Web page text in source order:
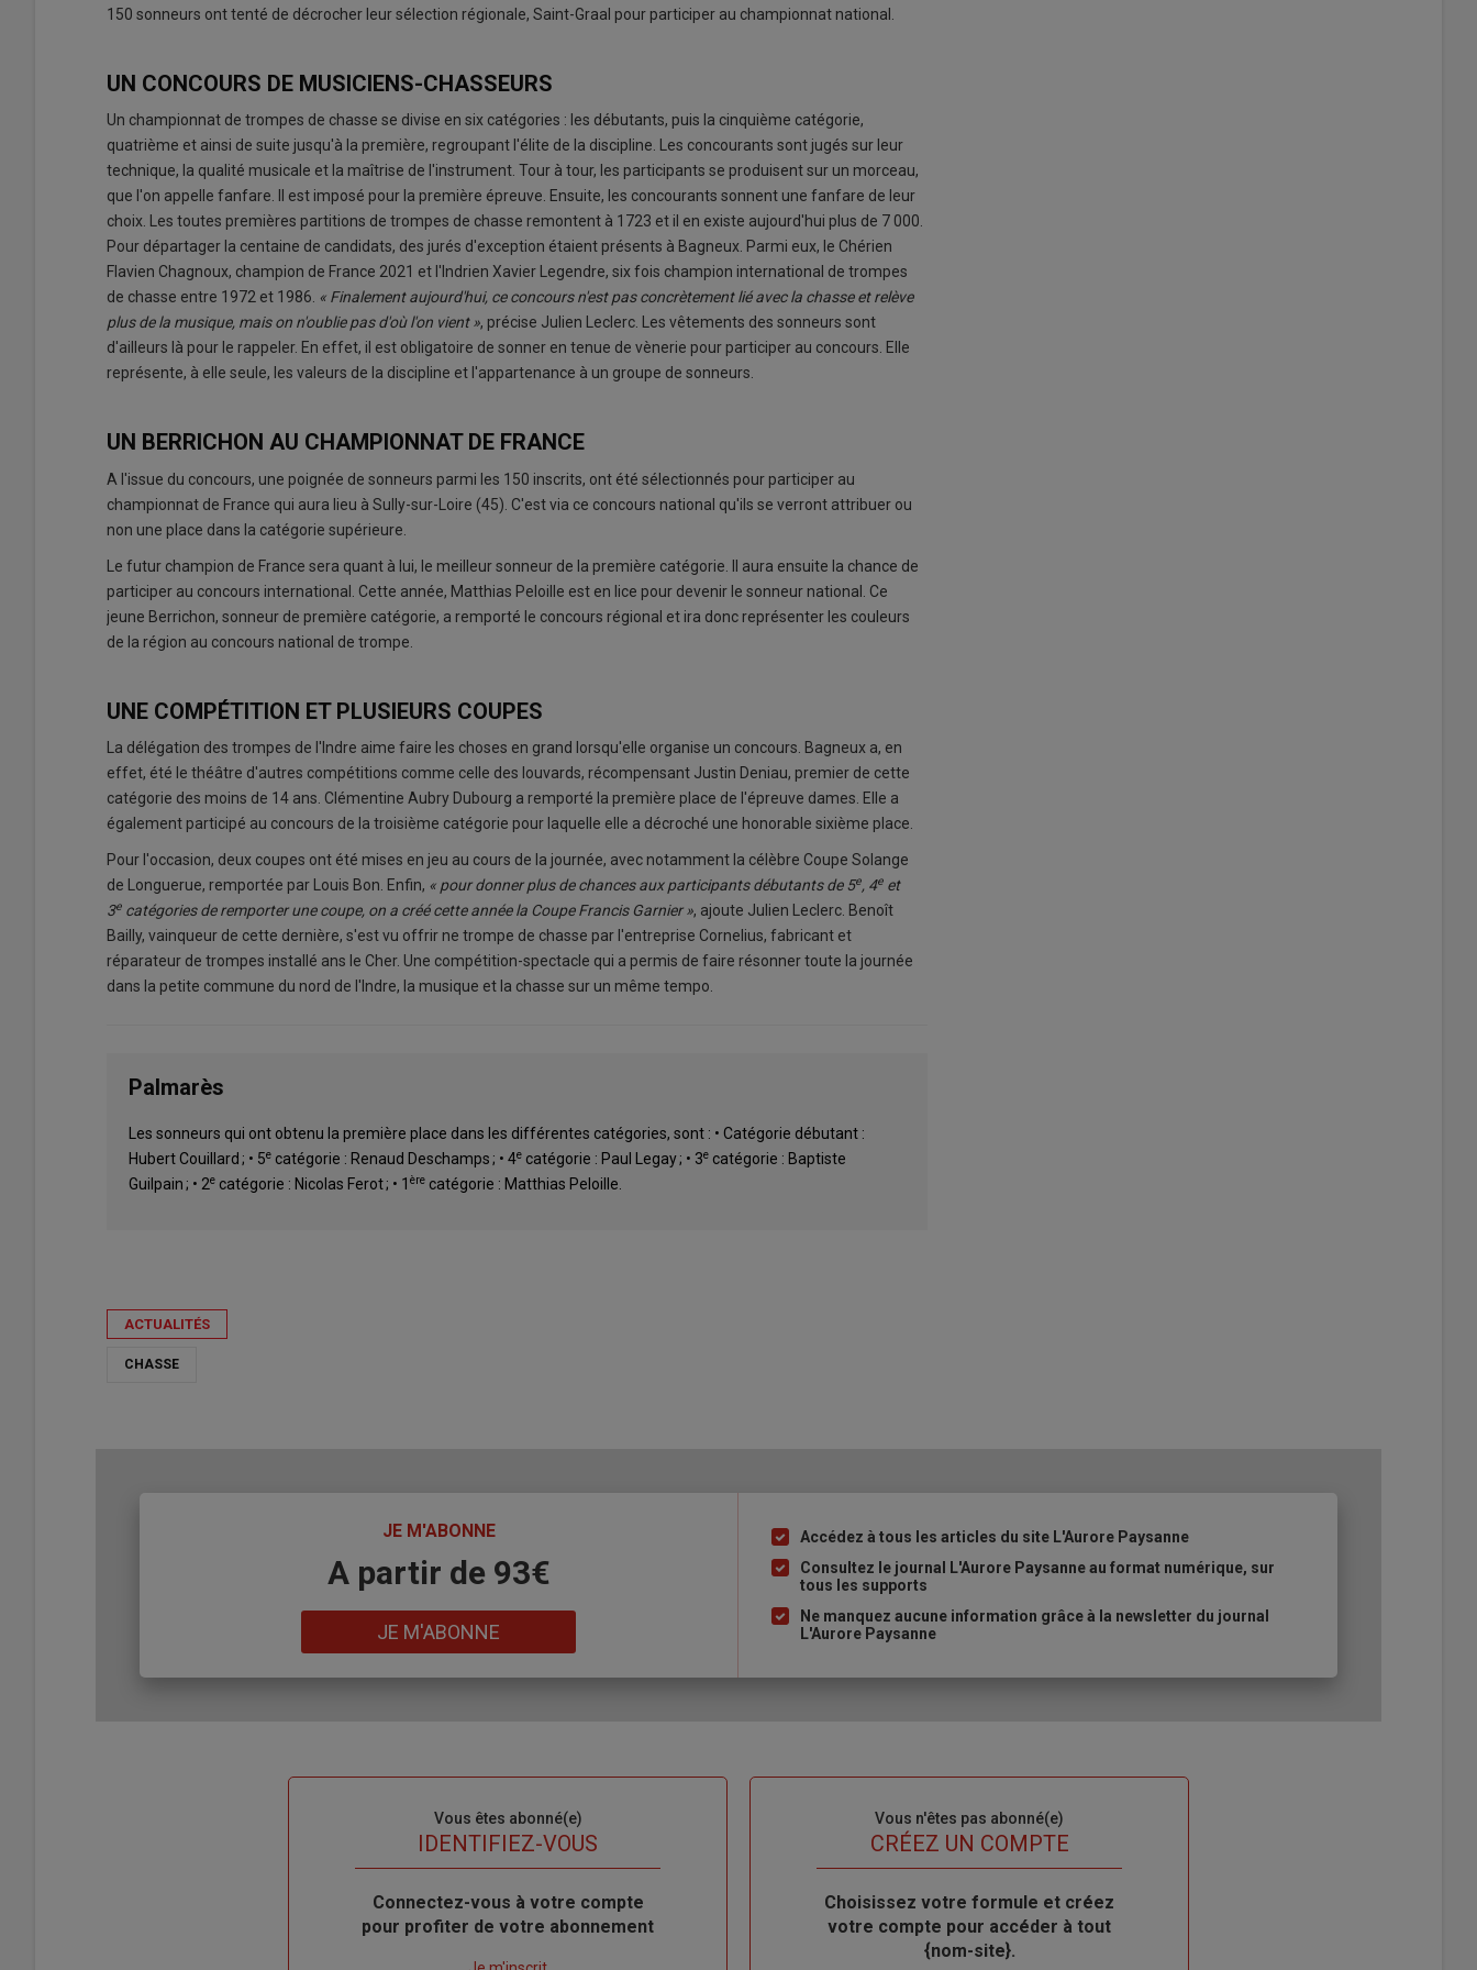
150 sonneurs ont tenté de décrocher leur sélection régionale, Saint-Graal pour participer au championnat national.
UN CONCOURS DE MUSICIENS-CHASSEURS
Un championnat de trompes de chasse se divise en six catégories : les débutants, puis la cinquième catégorie,
quatrième et ainsi de suite jusqu'à la première, regroupant l'élite de la discipline. Les concourants sont jugés sur leur
technique, la qualité musicale et la maîtrise de l'instrument. Tour à tour, les participants se produisent sur un morceau,
que l'on appelle fanfare. Il est imposé pour la première épreuve. Ensuite, les concourants sonnent une fanfare de leur
choix. Les toutes premières partitions de trompes de chasse remontent à 1723 et il en existe aujourd'hui plus de 7 000.
Pour départager la centaine de candidats, des jurés d'exception étaient présents à Bagneux. Parmi eux, le Chérien
Flavien Chagnoux, champion de France 2021 et l'Indrien Xavier Legendre, six fois champion international de trompes
de chasse entre 1972 et 1986. « Finalement aujourd'hui, ce concours n'est pas concrètement lié avec la chasse et relève
plus de la musique, mais on n'oublie pas d'où l'on vient », précise Julien Leclerc. Les vêtements des sonneurs sont
d'ailleurs là pour le rappeler. En effet, il est obligatoire de sonner en tenue de vènerie pour participer au concours. Elle
représente, à elle seule, les valeurs de la discipline et l'appartenance à un groupe de sonneurs.
UN BERRICHON AU CHAMPIONNAT DE FRANCE
A l'issue du concours, une poignée de sonneurs parmi les 150 inscrits, ont été sélectionnés pour participer au
championnat de France qui aura lieu à Sully-sur-Loire (45). C'est via ce concours national qu'ils se verront attribuer ou
non une place dans la catégorie supérieure.
Le futur champion de France sera quant à lui, le meilleur sonneur de la première catégorie. Il aura ensuite la chance de
participer au concours international. Cette année, Matthias Peloille est en lice pour devenir le sonneur national. Ce
jeune Berrichon, sonneur de première catégorie, a remporté le concours régional et ira donc représenter les couleurs
de la région au concours national de trompe.
UNE COMPÉTITION ET PLUSIEURS COUPES
La délégation des trompes de l'Indre aime faire les choses en grand lorsqu'elle organise un concours. Bagneux a, en
effet, été le théâtre d'autres compétitions comme celle des louvards, récompensant Justin Deniau, premier de cette
catégorie des moins de 14 ans. Clémentine Aubry Dubourg a remporté la première place de l'épreuve dames. Elle a
également participé au concours de la troisième catégorie pour laquelle elle a décroché une honorable sixième place.
Pour l'occasion, deux coupes ont été mises en jeu au cours de la journée, avec notamment la célèbre Coupe Solange
de Longuerue, remportée par Louis Bon. Enfin, « pour donner plus de chances aux participants débutants de 5e, 4e et
3e catégories de remporter une coupe, on a créé cette année la Coupe Francis Garnier », ajoute Julien Leclerc. Benoît
Bailly, vainqueur de cette dernière, s'est vu offrir ne trompe de chasse par l'entreprise Cornelius, fabricant et
réparateur de trompes installé ans le Cher. Une compétition-spectacle qui a permis de faire résonner toute la journée
dans la petite commune du nord de l'Indre, la musique et la chasse sur un même tempo.
Palmarès
Les sonneurs qui ont obtenu la première place dans les différentes catégories, sont : • Catégorie débutant :
Hubert Couillard ; • 5e catégorie : Renaud Deschamps ; • 4e catégorie : Paul Legay ; • 3e catégorie : Baptiste
Guilpain ; • 2e catégorie : Nicolas Ferot ; • 1 ère catégorie : Matthias Peloille.
ACTUALITÉS
CHASSE
JE M'ABONNE
A partir de 93€
JE M'ABONNE
Liste
à
puce
Accédez à tous les articles du site L'Aurore Paysanne
Consultez le journal L'Aurore Paysanne au format numérique, sur
tous les supports
Ne manquez aucune information grâce à la newsletter du journal
L'Aurore Paysanne
Vous êtes abonné(e)
IDENTIFIEZ-VOUS
Body
Connectez-vous à votre compte
pour profiter de votre abonnement
Vous n'êtes pas abonné(e)
TITRECRÉEZ UN COMPTE
Body
Choisissez votre formule et créez
votre compte pour accéder à tout
{nom-site}.